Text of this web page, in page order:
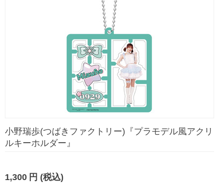
小野瑞歩(つばきファクトリー)『プラモデル風アクリ
ルキーホルダー』
1,300 円 (税込)